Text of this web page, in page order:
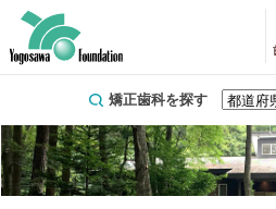
矯正歯科を探す